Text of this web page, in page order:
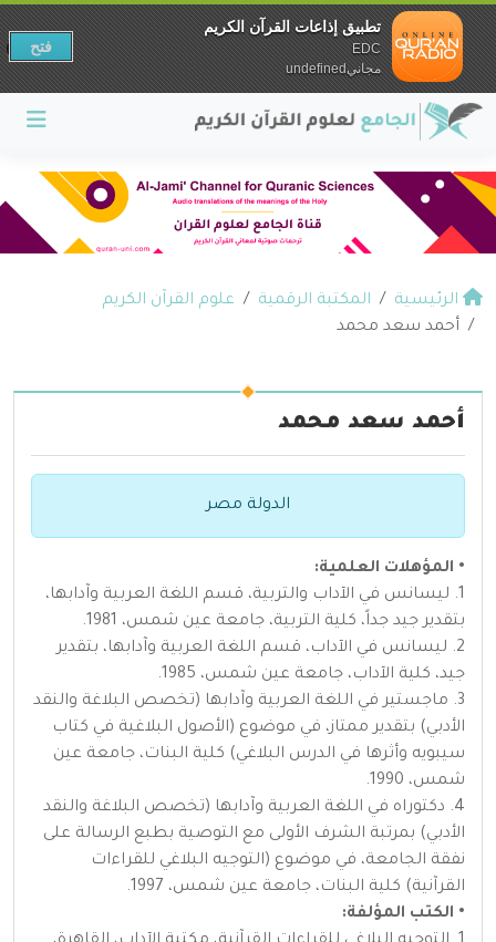
الرئيسية المكتبة الرقمية
علوم القرآن الكريم
أحمد سعد محمد
أحمد سعد محمد
الدولة مصر
• المؤهلات العلمية:
1. ليسانس في الآداب والتربية، قسم اللغة العربية وآدابها،
بتقدير جيد جداً، كلية التربية، جامعة عين شمس، 1981.
2. ليسانس في الآداب، قسم اللغة العربية وآدابها، بتقدير
جيد، كلية الآداب، جامعة عين شمس، 1985.
3. ماجستير في اللغة العربية وآدابها (تخصص البلاغة والنقد
الأدبي) بتقدير ممتاز، في موضوع (الأصول البلاغية في كتاب
سيبويه وأثرها في الدرس البلاغي) كلية البنات، جامعة عين
شمس، 1990.
4. دكتوراه في اللغة العربية وآدابها (تخصص البلاغة والنقد
الأدبي) بمرتبة الشرف الأولى مع التوصية بطبع الرسالة على
نفقة الجامعة، في موضوع (التوجيه البلاغي للقراءات
القرآنية) كلية البنات، جامعة عين شمس، 1997.
• الكتب المؤلفة:
تطبيق إذاعات القرآن الكريم
EDC
مجانيundefined
فتح